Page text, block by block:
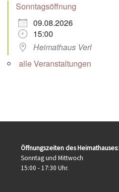
Sonntagsöffnung
09.08.2026
15:00
Heimathaus Verl
alle Veranstaltungen
Öffnungszeiten des Heimathauses:
Sonntag und Mittwoch
15:00 - 17:30 Uhr.